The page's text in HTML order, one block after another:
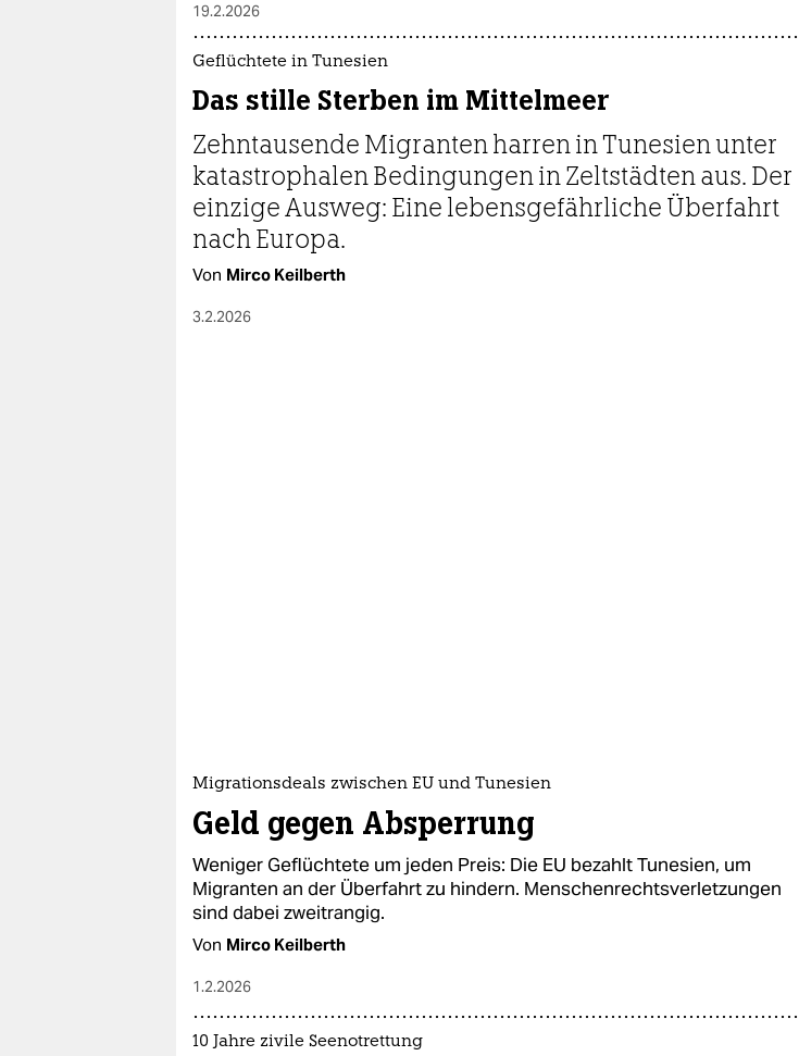
19.2.2026
Geflüchtete in Tunesien
Das stille Sterben im Mittelmeer
Zehntausende Migranten harren in Tunesien unter
katastrophalen Bedingungen in Zeltstädten aus. Der
einzige Ausweg: Eine lebensgefährliche Überfahrt
nach Europa.
Von Mirco Keilberth
3.2.2026
Migrationsdeals zwischen EU und Tunesien
Geld gegen Absperrung
Weniger Geflüchtete um jeden Preis: Die EU bezahlt Tunesien, um
Migranten an der Überfahrt zu hindern. Menschenrechtsverletzungen
sind dabei zweitrangig.
Von Mirco Keilberth
1.2.2026
10 Jahre zivile Seenotrettung